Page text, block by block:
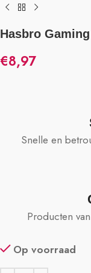
Hasbro
€8,97
Snelle en
Producten
Op voorraad